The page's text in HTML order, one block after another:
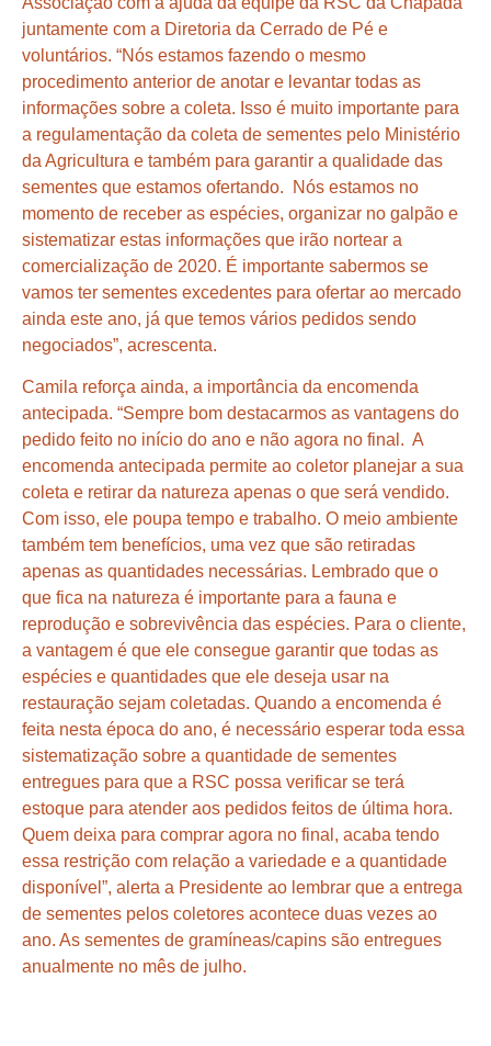
juntamente com a Diretoria da Cerrado de Pé e
voluntários. “Nós estamos fazendo o mesmo
procedimento anterior de anotar e levantar todas as
informações sobre a coleta. Isso é muito importante para
a regulamentação da coleta de sementes pelo Ministério
da Agricultura e também para garantir a qualidade das
sementes que estamos ofertando. Nós estamos no
momento de receber as espécies, organizar no galpão e
sistematizar estas informações que irão nortear a
comercialização de 2020. É importante sabermos se
vamos ter sementes excedentes para ofertar ao mercado
ainda este ano, já que temos vários pedidos sendo
negociados”, acrescenta.
Camila reforça ainda, a importância da encomenda
antecipada. “Sempre bom destacarmos as vantagens do
pedido feito no início do ano e não agora no final. A
encomenda antecipada permite ao coletor planejar a sua
coleta e retirar da natureza apenas o que será vendido.
Com isso, ele poupa tempo e trabalho. O meio ambiente
também tem benefícios, uma vez que são retiradas
apenas as quantidades necessárias. Lembrado que o
que fica na natureza é importante para a fauna e
reprodução e sobrevivência das espécies. Para o cliente,
a vantagem é que ele consegue garantir que todas as
espécies e quantidades que ele deseja usar na
restauração sejam coletadas. Quando a encomenda é
feita nesta época do ano, é necessário esperar toda essa
sistematização sobre a quantidade de sementes
entregues para que a RSC possa verificar se terá
estoque para atender aos pedidos feitos de última hora.
Quem deixa para comprar agora no final, acaba tendo
essa restrição com relação a variedade e a quantidade
disponível”, alerta a Presidente ao lembrar que a entrega
de sementes pelos coletores acontece duas vezes ao
ano. As sementes de gramíneas/capins são entregues
anualmente no mês de julho.